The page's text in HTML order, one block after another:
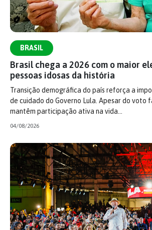
BRASIL
Brasil chega a 2026 com o maior
pessoas idosas da história
Transição demográfica do país reforça a
de cuidado do Governo Lula. Apesar do voto
mantêm participação ativa na vida…
04/08/2026